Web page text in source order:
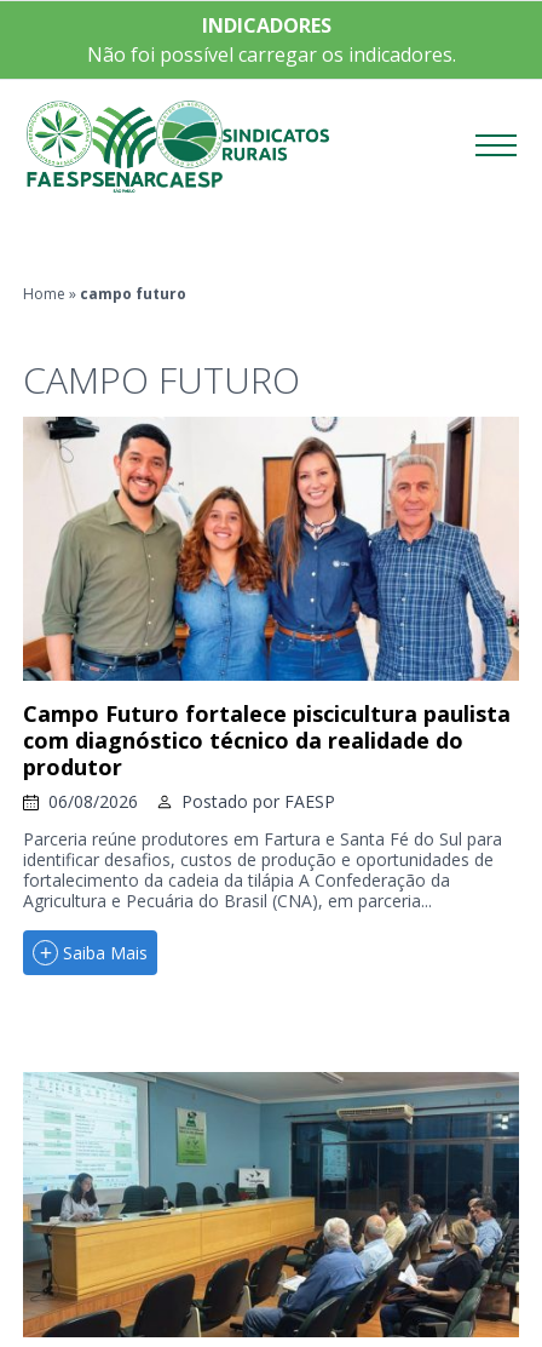
INDICADORES
Não foi possível carregar os indicadores.
Home » campo futuro
CAMPO FUTURO
Campo Futuro fortalece piscicultura paulista
com diagnóstico técnico da realidade do
produtor
06/08/2026 Postado por FAESP
Parceria reúne produtores em Fartura e Santa Fé do Sul para
identificar desafios, custos de produção e oportunidades de
fortalecimento da cadeia da tilápia A Confederação da
Agricultura e Pecuária do Brasil (CNA), em parceria...
Saiba Mais